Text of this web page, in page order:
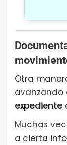
Otra
avanzando
expediente
Muchas
a cierta